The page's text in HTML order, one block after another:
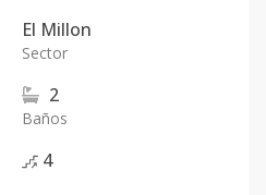
El Millon
Sector
2
Baños
4